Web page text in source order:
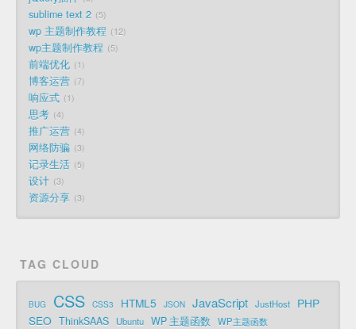
sublime text 2 5
wp 主题制作教程 12
wp主题制作教程 5
前端优化 1
博客运营 7
响应式 1
思考 4
推广运营 4
网络防骗 3
记录生活 5
设计 3
资源分享 3
TAG CLOUD
BUG CSS CSS3 HTML5 JSON JavaScript JustHost
PHP
SEO ThinkSAAS Ubuntu WP 主题函数 WP主题函数